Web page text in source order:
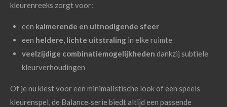
kleurenreeks zorgt voor:
een kalmerende en uitnodigende sfeer
een heldere, lichte uitstraling in elke ruimte
veelzijdige combinatiemogelijkheden dankzij subtiele
kleurverhoudingen
Of je nu kiest voor een minimalistische look of een speels
kleurenspel, de Balance‑serie biedt altijd een passende